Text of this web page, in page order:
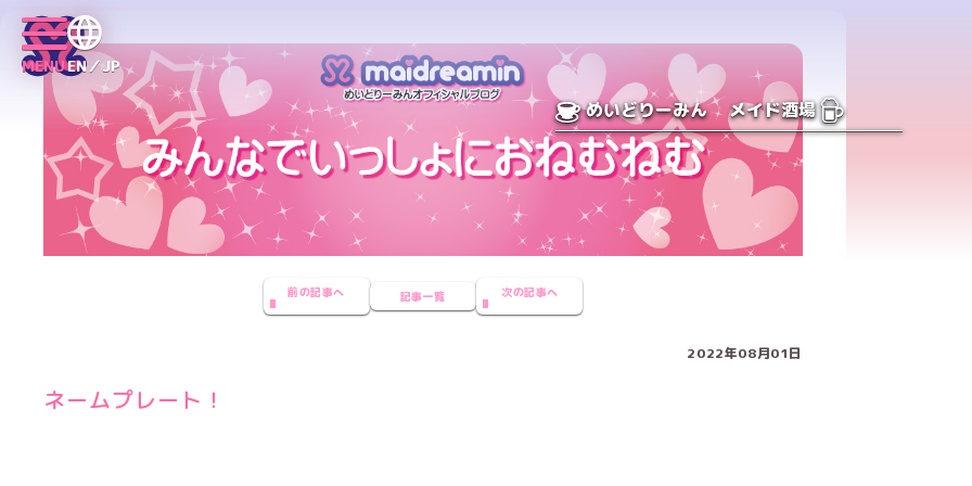
MENUEN／JP
めいどりーみん メイド酒場
前の記事へ 記事一覧 次の記事へ
2022年08月01日
ネームプレート！